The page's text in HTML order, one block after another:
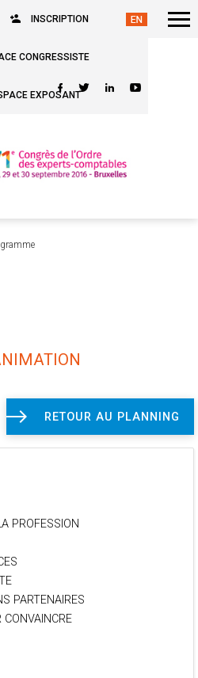
INSCRIPTION
CONGRESSISTE
EXPOSANT
RETOUR AU PLANNING
PROFESSION
PARTENAIRES